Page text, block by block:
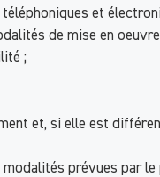
et
de mise en oeuvre
;
et, si elle est
prévues par